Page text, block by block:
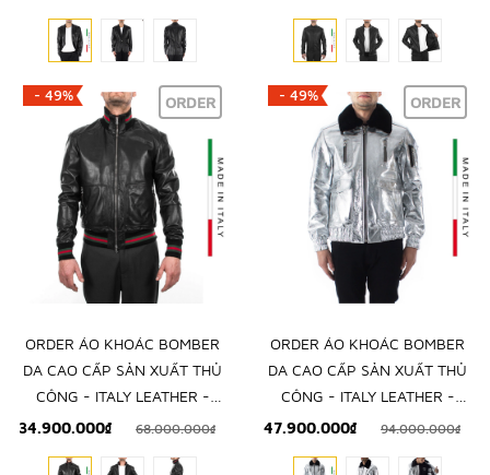
- 49% ORDER
ORDER ÁO KHOÁC BOMBER
DA CAO CẤP SẢN XUẤT THỦ
CÔNG - ITALY LEATHER -
NHẬP KHẨU CHÍNH NGẠCH
34.900.000₫ 68.000.000₫
- 49% ORDER
ORDER ÁO KHOÁC BOMBER
DA CAO CẤP SẢN XUẤT THỦ
CÔNG - ITALY LEATHER -
NHẬP KHẨU CHÍNH NGẠCH
47.900.000₫ 94.000.000₫